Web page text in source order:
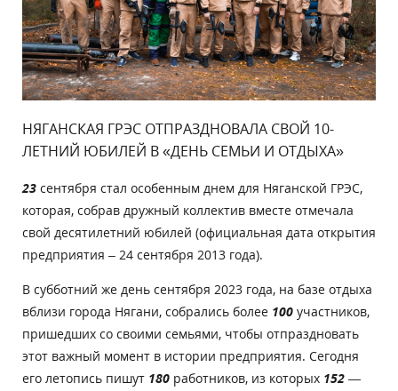
НЯГАНСКАЯ ГРЭС ОТПРАЗДНОВАЛА СВОЙ 10-
ЛЕТНИЙ ЮБИЛЕЙ В «ДЕНЬ СЕМЬИ И ОТДЫХА»
23 сентября стал особенным днем для Няганской ГРЭС,
которая, собрав дружный коллектив вместе отмечала
свой десятилетний юбилей (официальная дата открытия
предприятия – 24 сентября 2013 года).
В субботний же день сентября 2023 года, на базе отдыха
вблизи города Нягани, собрались более 100 участников,
пришедших со своими семьями, чтобы отпраздновать
этот важный момент в истории предприятия. Сегодня
его летопись пишут 180 работников, из которых 152 —